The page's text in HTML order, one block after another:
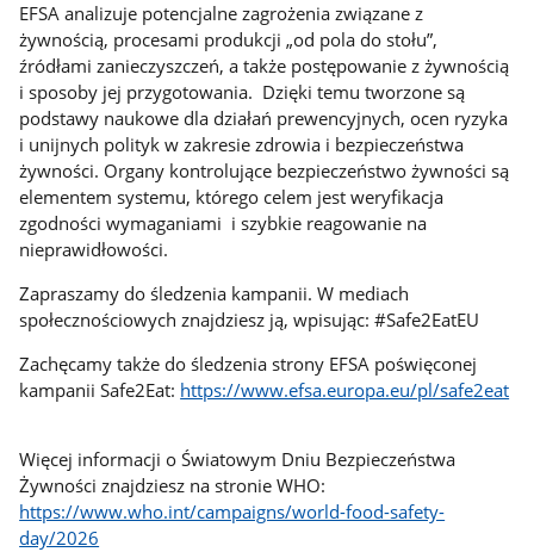
EFSA analizuje potencjalne zagrożenia związane z
żywnością, procesami produkcji „od pola do stołu”,
źródłami zanieczyszczeń, a także postępowanie z żywnością
i sposoby jej przygotowania. Dzięki temu tworzone są
podstawy naukowe dla działań prewencyjnych, ocen ryzyka
i unijnych polityk w zakresie zdrowia i bezpieczeństwa
żywności. Organy kontrolujące bezpieczeństwo żywności są
elementem systemu, którego celem jest weryfikacja
zgodności wymaganiami i szybkie reagowanie na
nieprawidłowości.
Zapraszamy do śledzenia kampanii. W mediach
społecznościowych znajdziesz ją, wpisując: #Safe2EatEU
Zachęcamy także do śledzenia strony EFSA poświęconej
kampanii Safe2Eat: https://www.efsa.europa.eu/pl/safe2eat
Więcej informacji o Światowym Dniu Bezpieczeństwa
Żywności znajdziesz na stronie WHO:
https://www.who.int/campaigns/world-food-safety-
day/2026